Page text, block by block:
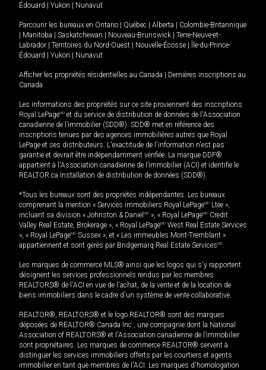
Édouard
Yukon Nunavut
Parcourir les bureaux en Ontario Québec Alberta
Colombie-Britannique
Manitoba Saskatchewan Nouveau-Brunswick
Terre-Neuve-et-
Labrador
Territoires du Nord-Ouest Nouvelle-Écosse
Île-du-Prince-
Édouard
Yukon Nunavut
Afficher les propriétés résidentielles au Canada
Dernières inscriptions au
Canada
Les informations des propriétés sur ce site proviennent des inscriptions
Royal LePageMD et du service de distribution de données de l'Association
canadienne de l’immobilier (SDD®). SDD® met en référence des
inscriptions tenues par des agences immobilières autres que Royal
LePage et ses distributeurs. L'exactitude de l'information n'est pas
garantie et devrait être indépendamment vérifiée. La marque DDF®
appartient à l'Association canadienne de l’immobilier (ACI) et identifie le
REALTOR.ca Installation de distribution de données (SDD®).
*Tous les bureaux sont des propriétés indépendantes. Les bureaux
comprenant la mention « Services immobiliers Royal LePageMD Ltée »,
incluant sa division « Johnston & Daniel MD », « Royal LePageMD Credit
Valley Real Estate, Brokerage », « Royal LePageMD West Real Estate Services
», « Royal LePageMD Sussex », et « Les immeubles Mont-Tremblant »
appartiennent et sont gérés par Bridgemarq Real Estate ServicesMD.
Les marques de commerce MLS® ainsi que les logos qui s'y rapportent
désignent les services professionnels rendus par les membres
REALTORS® de l'ACI en vue de l'achat, de la vente et de la location de
biens immobiliers dans le cadre d'un système de vente collaborative.
REALTOR®, REALTORS® et le logo REALTOR® sont des marques
déposées de REALTOR® Canada Inc., une compagnie dont la National
Association of REALTORS® et l'Association canadienne de l’immobilier
sont propriétaires. Les marques de commerce REALTOR® servent à
distinguer les services immobiliers offerts par les courtiers et agents
immobilier en tant que membres de l'ACI. Les marques d'homologation